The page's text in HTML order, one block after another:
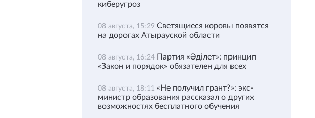
киберугроз
08 августа, 15:29 Светящиеся коровы появятся
на дорогах Атырауской области
08 августа, 16:24 Партия «Әділет»: принцип
«Закон и порядок» обязателен для всех
08 августа, 18:11 «Не получил грант?»: экс-
министр образования рассказал о других
возможностях бесплатного обучения